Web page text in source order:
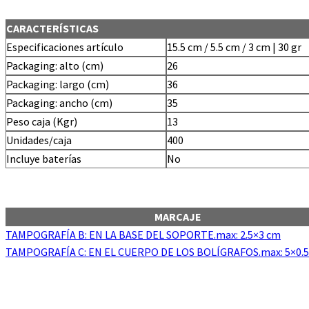
CARACTERÍSTICAS
Especificaciones artículo
15.5 cm / 5.5 cm / 3 cm | 30 gr
Packaging: alto (cm)
26
Packaging: largo (cm)
36
Packaging: ancho (cm)
35
Peso caja (Kgr)
13
Unidades/caja
400
Incluye baterías
No
MARCAJE
TAMPOGRAFÍA B: EN LA BASE DEL SOPORTE.max: 2.5×3 cm
TAMPOGRAFÍA C: EN EL CUERPO DE LOS BOLÍGRAFOS.max: